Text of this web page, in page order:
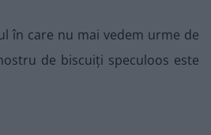
în care nu mai vedem urme de
de biscuiți speculoos este